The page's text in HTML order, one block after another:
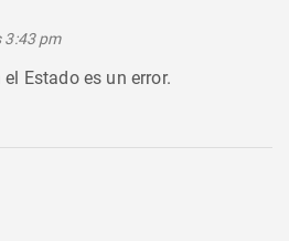
3:43 pm
Estado es un error.